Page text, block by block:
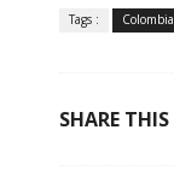
Tags : Colombia
SHARE THIS